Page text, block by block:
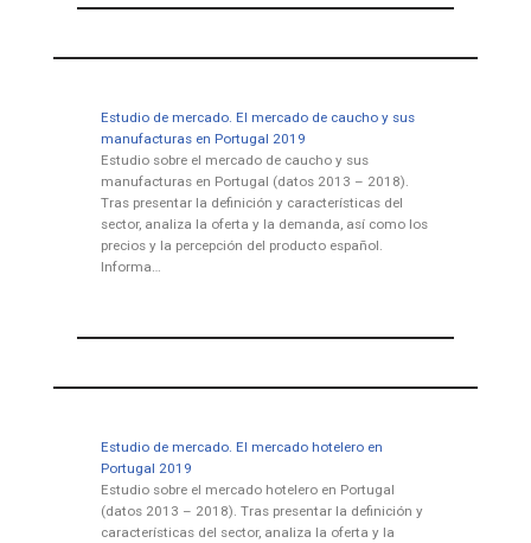
Estudio de mercado. El mercado de caucho y sus
manufacturas en Portugal 2019
Estudio sobre el mercado de caucho y sus
manufacturas en Portugal (datos 2013 – 2018).
Tras presentar la definición y características del
sector, analiza la oferta y la demanda, así como los
precios y la percepción del producto español.
Informa…
Estudio de mercado. El mercado hotelero en
Portugal 2019
Estudio sobre el mercado hotelero en Portugal
(datos 2013 – 2018). Tras presentar la definición y
características del sector, analiza la oferta y la